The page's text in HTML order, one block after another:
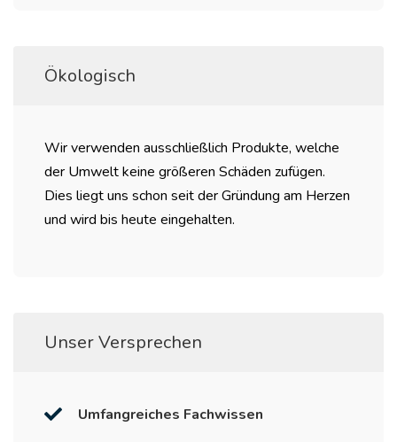
Ökologisch
Wir verwenden ausschließlich Produkte, welche
der Umwelt keine größeren Schäden zufügen.
Dies liegt uns schon seit der Gründung am Herzen
und wird bis heute eingehalten.
Unser Versprechen
Umfangreiches Fachwissen